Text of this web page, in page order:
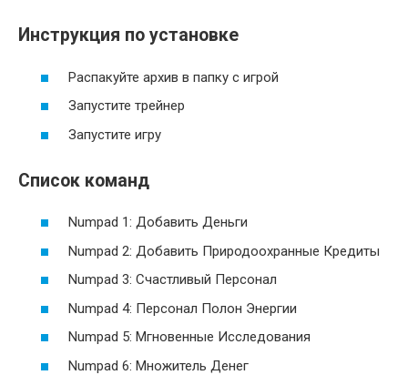
Инструкция по установке
Распакуйте архив в папку с игрой
Запустите трейнер
Запустите игру
Список команд
Numpad 1: Добавить Деньги
Numpad 2: Добавить Природоохранные Кредиты
Numpad 3: Счастливый Персонал
Numpad 4: Персонал Полон Энергии
Numpad 5: Мгновенные Исследования
Numpad 6: Множитель Денег